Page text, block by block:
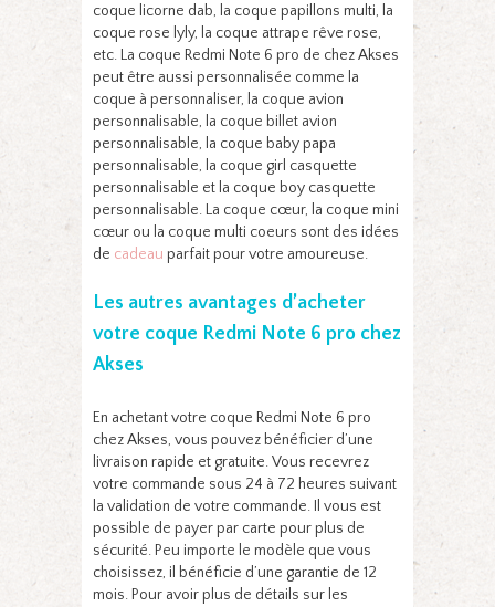
coque licorne dab, la coque papillons multi, la
coque rose lyly, la coque attrape rêve rose,
etc. La coque Redmi Note 6 pro de chez Akses
peut être aussi personnalisée comme la
coque à personnaliser, la coque avion
personnalisable, la coque billet avion
personnalisable, la coque baby papa
personnalisable, la coque girl casquette
personnalisable et la coque boy casquette
personnalisable. La coque cœur, la coque mini
cœur ou la coque multi coeurs sont des idées
de cadeau parfait pour votre amoureuse.
Les autres avantages d’acheter
votre coque Redmi Note 6 pro chez
Akses
En achetant votre coque Redmi Note 6 pro
chez Akses, vous pouvez bénéficier d’une
livraison rapide et gratuite. Vous recevrez
votre commande sous 24 à 72 heures suivant
la validation de votre commande. Il vous est
possible de payer par carte pour plus de
sécurité. Peu importe le modèle que vous
choisissez, il bénéficie d’une garantie de 12
mois. Pour avoir plus de détails sur les